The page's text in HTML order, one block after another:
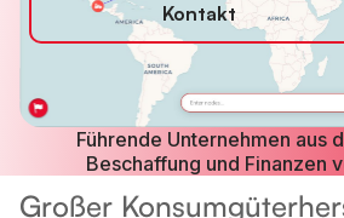
Kontakt
Führende Unternehmen aus
Beschaffung und Finanzen
Großer